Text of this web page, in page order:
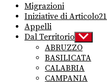
Migrazioni
Iniziative di Articolo21
Appelli
Dal Territorio Show
sub
menu
ABRUZZO
BASILICATA
CALABRIA
CAMPANIA